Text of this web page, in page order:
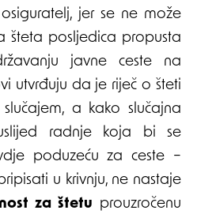
jer se ne može
šteta posljedica propusta
javne ceste na
utvrđuju da je riječ o šteti
a kako slučajna
radnje koja bi se
poduzeću za ceste –
u krivnju, ne nastaje
za štetu prouzročenu